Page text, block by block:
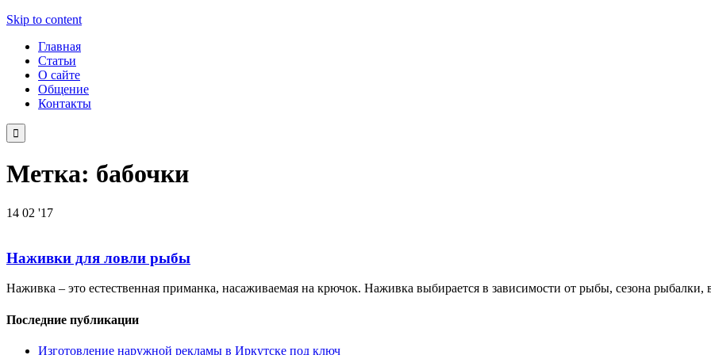
Skip to content
Главная
Статьи
О сайте
Общение
Контакты

Метка: бабочки
14 02 '17
Наживки для ловли рыбы
Наживка – это естественная приманка, насаживаемая на крючок. Наживка выбирается в зависимости от рыбы, сезона рыбалки,
Последние публикации
Изготовление наружной рекламы в Иркутске под ключ